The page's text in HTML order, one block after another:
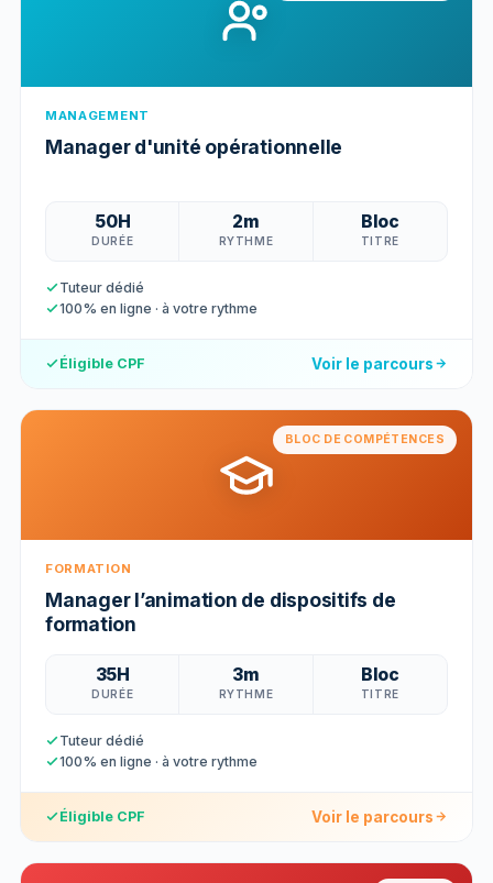
MANAGEMENT
Manager d'unité opérationnelle
50H
DURÉE
2m
RYTHME
Bloc
TITRE
Tuteur dédié
100% en ligne · à votre rythme
Éligible CPF Voir le parcours
BLOC DE COMPÉTENCES
FORMATION
Manager l’animation de dispositifs de
formation
35H
DURÉE
3m
RYTHME
Bloc
TITRE
Tuteur dédié
100% en ligne · à votre rythme
Éligible CPF Voir le parcours